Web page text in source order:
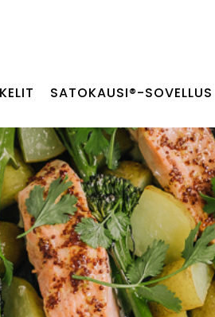
SATOKAUSI®-SOVELLUS